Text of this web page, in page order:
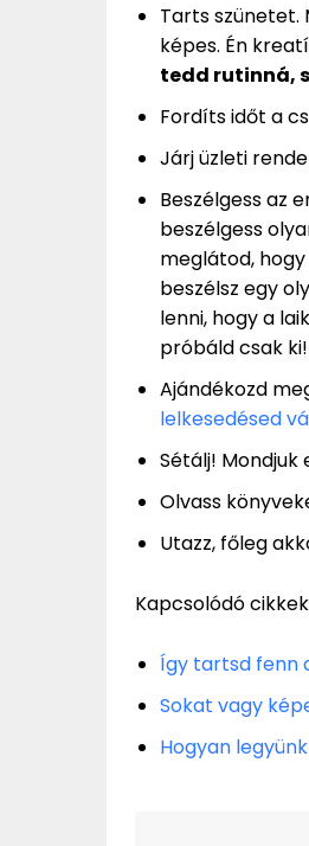
Tarts szünetet.
képes. Én
tedd rutinná,
Fordíts időt a
Járj üzleti
Beszélgess az
beszélgess
meglátod,
beszélsz egy
lenni, hogy a
próbáld csak ki!
Ajándékozd
lelkesedésed
Sétálj!
Olvass
Utazz, főleg
Kapcsolódó
Így tartsd fenn
Sokat vagy
Hogyan